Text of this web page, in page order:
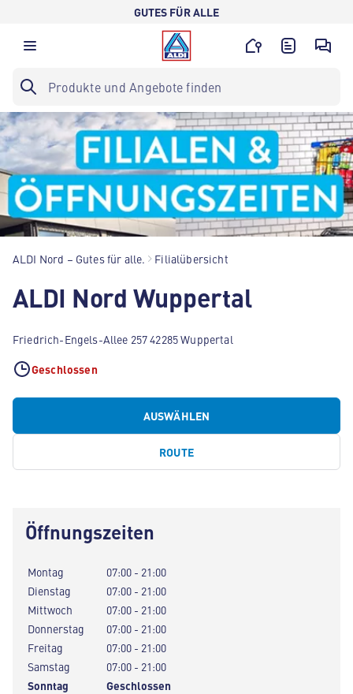
GUTES FÜR ALLE
ALDI Nord – Gutes für alle. Filialübersicht
ALDI Nord Wuppertal
Friedrich-Engels-Allee 257 42285 Wuppertal
Geschlossen
AUSWÄHLEN
ROUTE
Öffnungszeiten
Montag
07:00 - 21:00
Dienstag
07:00 - 21:00
Mittwoch
07:00 - 21:00
Donnerstag
07:00 - 21:00
Freitag
07:00 - 21:00
Samstag
07:00 - 21:00
Sonntag
Geschlossen